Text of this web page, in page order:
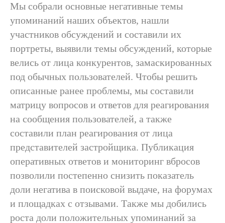
Мы собрали основные негативные темы
упоминаний наших объектов, нашли
участников обсуждений и составили их
портреты, выявили темы обсуждений, которые
велись от лица конкурентов, замаскированных
под обычных пользователей. Чтобы решить
описанные ранее проблемы, мы составили
матрицу вопросов и ответов для реагирования
на сообщения пользователей, а также
составили план реагирования от лица
представителей застройщика. Публикация
оперативных ответов и мониторинг вбросов
позволили постепенно снизить показатель
доли негатива в поисковой выдаче, на форумах
и площадках с отзывами. Также мы добились
роста доли положительных упоминаний за